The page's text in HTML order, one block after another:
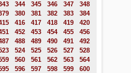
344 345 346 347
348
380 381 382 383
384
416 417 418 419
420
452 453 454 455
456
488 489 490 491
492
524 525 526 527
528
560 561 562 563
564
596 597 598 599
600